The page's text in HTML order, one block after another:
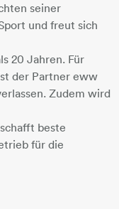
seiner
und freut sich
20 Jahren. Für
der Partner eww
Zudem wird
beste
für die